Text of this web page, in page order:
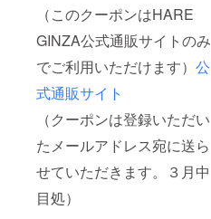
（このクーポンはHARE
GINZA公式通販サイトのみ
でご利用いただけます） 公
式通販サイト
（クーポンは登録いただい
たメールアドレス宛に送ら
せていただきます。３月中
目処）